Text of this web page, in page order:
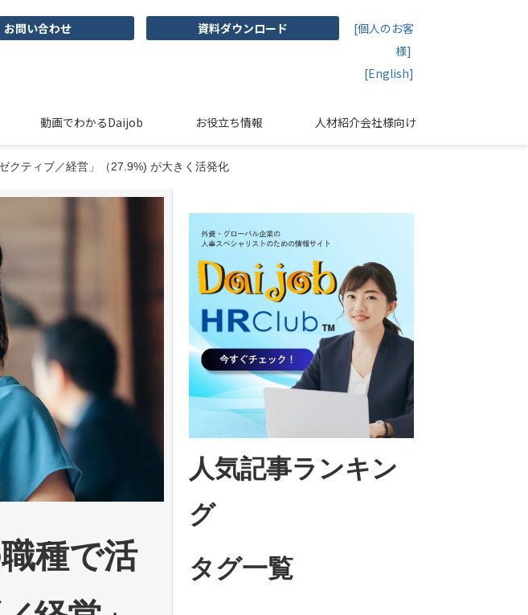
お問い合わせ 資料ダウンロード
[個人のお客
様]
[English]
動画でわかるDaijob お役立ち情報 人材紹介会社様向け
クティブ／経営」（27.9%) が大きく活発化
種で活
人気記事ランキン
グ
タグ一覧